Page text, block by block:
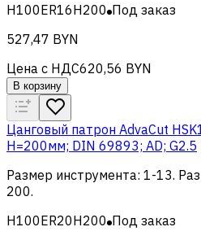
H100ER16H200 Под заказ
527,47 BYN
Цена с НДС620,56 BYN
В корзину
Цанговый патрон AdvaCut
H=200мм; DIN 69893; AD; G2.5
Размер инструмента: 1-13.
200.
H100ER20H200 Под заказ